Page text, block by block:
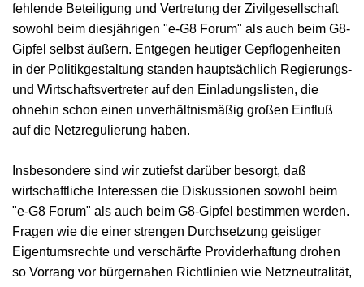
fehlende Beteiligung und Vertretung der Zivilgesellschaft
sowohl beim diesjährigen "e-G8 Forum" als auch beim G8-
Gipfel selbst äußern. Entgegen heutiger Gepflogenheiten
in der Politikgestaltung standen hauptsächlich Regierungs-
und Wirtschaftsvertreter auf den Einladungslisten, die
ohnehin schon einen unverhältnismäßig großen Einfluß
auf die Netzregulierung haben.
Insbesondere sind wir zutiefst darüber besorgt, daß
wirtschaftliche Interessen die Diskussionen sowohl beim
"e-G8 Forum" als auch beim G8-Gipfel bestimmen werden.
Fragen wie die einer strengen Durchsetzung geistiger
Eigentumsrechte und verschärfte Providerhaftung drohen
so Vorrang vor bürgernahen Richtlinien wie Netzneutralität,